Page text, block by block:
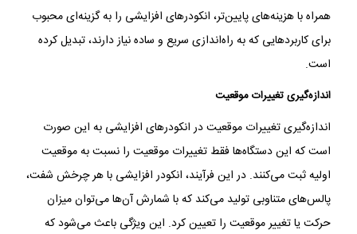
همراه با هزینه‌های پایین‌تر، انکودرهای افزایشی را به گزینه‌ای محبوب
برای کاربردهایی که به راه‌اندازی سریع و ساده نیاز دارند، تبدیل کرده
است.
اندازه‌گیری تغییرات موقعیت
اندازه‌گیری تغییرات موقعیت در انکودرهای افزایشی به این صورت
است که این دستگاه‌ها فقط تغییرات موقعیت را نسبت به موقعیت
اولیه ثبت می‌کنند. در این فرآیند، انکودر افزایشی با هر چرخش شفت،
پالس‌های متناوبی تولید می‌کند که با شمارش آن‌ها می‌توان میزان
حرکت یا تغییر موقعیت را تعیین کرد. این ویژگی باعث می‌شود که